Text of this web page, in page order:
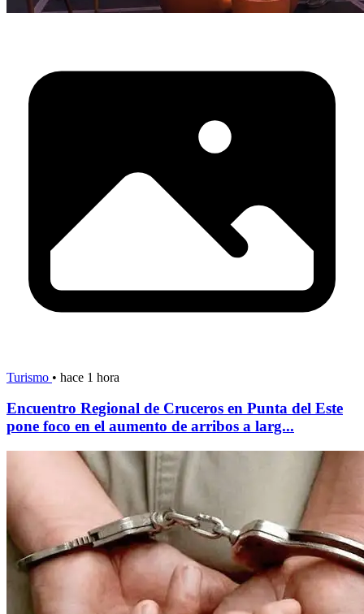
Turismo • hace 1 hora
Encuentro Regional de Cruceros en Punta del Este
pone foco en el aumento de arribos a larg...